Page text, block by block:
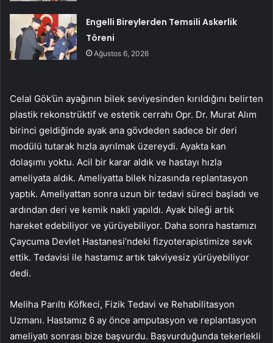
Engelli Bireylerden Temsili Askerlik
Töreni
Ağustos 6, 2026
Celal Gök’ün ayağının bilek seviyesinden kırıldığını belirten
plastik rekonstrüktif ve estetik cerrahı Opr. Dr. Murat Alım
birinci geldiğinde ayak ana gövdeden sadece bir deri
modülü tutarak hızla ayrılmak üzereydi. Ayakta kan
dolaşımı yoktu. Acil bir karar aldık ve hastayı hızla
ameliyata aldık. Ameliyatta bilek hizasında replantasyon
yaptık. Ameliyattan sonra uzun bir tedavi süreci başladı ve
ardından deri ve kemik nakli yapıldı. Ayak bileği artık
hareket edebiliyor ve yürüyebiliyor. Daha sonra hastamızı
Çaycuma Devlet Hastanesi’ndeki fizyoterapistimize sevk
ettik. Tedavisi ile hastamız artık takviyesiz yürüyebiliyor
dedi.
Meliha Parıltı Köfkeci, Fizik Tedavi ve Rehabilitasyon
Uzmanı. Hastamız 6 ay önce amputasyon ve replantasyon
ameliyatı sonrası bize başvurdu. Başvurduğunda tekerlekli